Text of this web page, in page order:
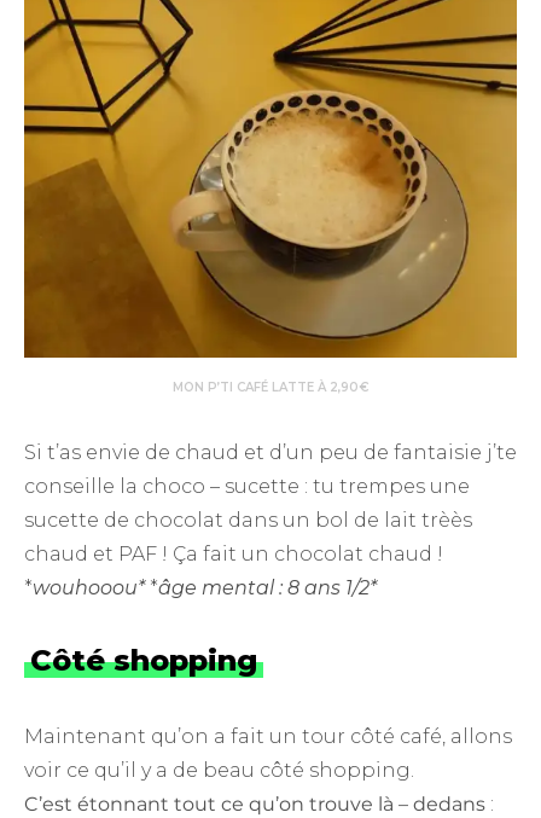
MON P’TI CAFÉ LATTE À 2,90€
Si t’as envie de chaud et d’un peu de fantaisie j’te
conseille la choco – sucette : tu trempes une
sucette de chocolat dans un bol de lait trèès
chaud et PAF ! Ça fait un chocolat chaud !
*wouhooou**âge mental : 8 ans 1/2*
Côté shopping
Maintenant qu’on a fait un tour côté café, allons
voir ce qu’il y a de beau côté shopping.
C’est étonnant tout ce qu’on trouve là – dedans :